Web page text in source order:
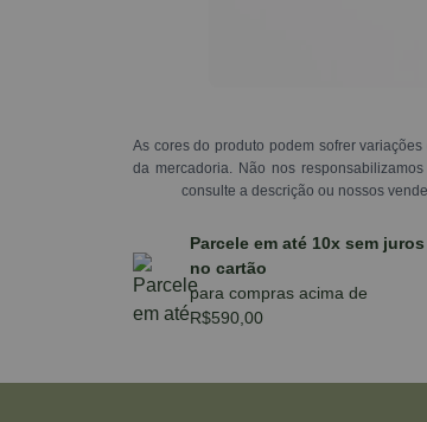
As cores do produto podem sofrer
da mercadoria. Não nos
consulte a descrição ou nossos
Parcele em até 10x sem juros
no cartão
para compras acima de
R$590,00